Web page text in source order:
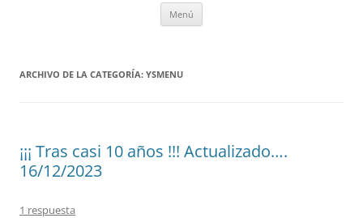
Menú
ARCHIVO DE LA CATEGORÍA: YSMENU
¡¡¡ Tras casi 10 años !!! Actualizado….
16/12/2023
1 respuesta